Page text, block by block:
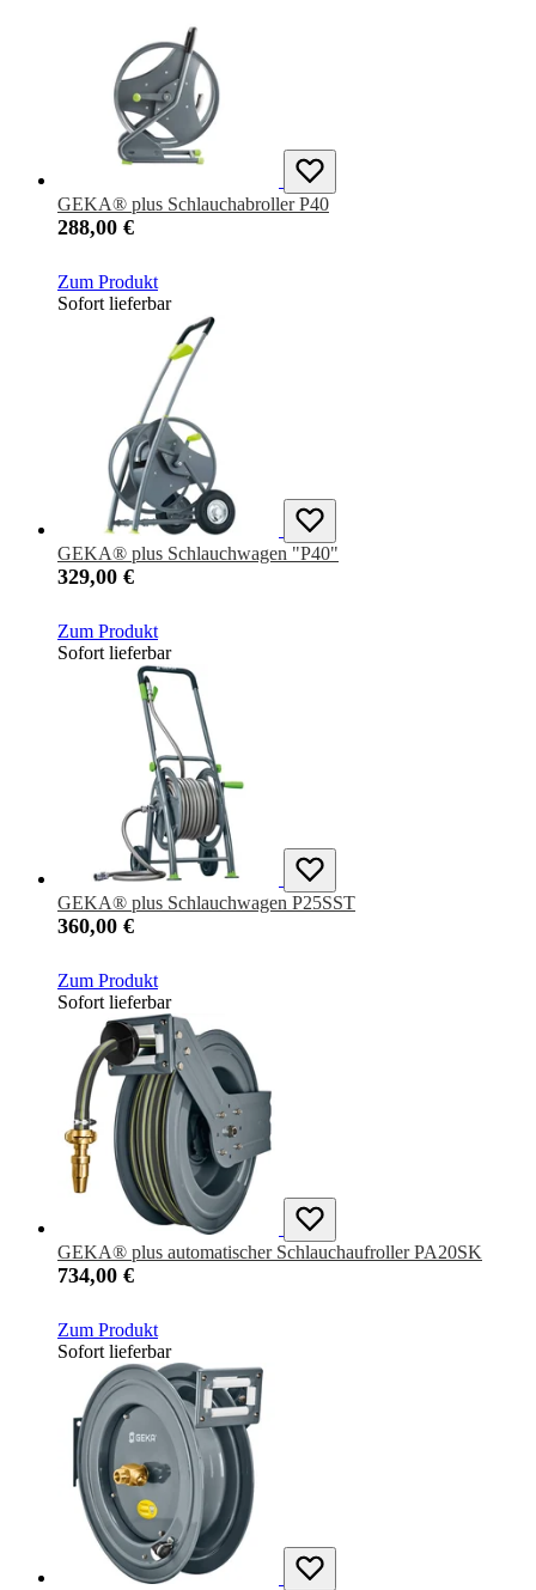
GEKA® plus Schlauchabroller P40
288,00 €
Zum Produkt
Sofort lieferbar
GEKA® plus Schlauchwagen "P40"
329,00 €
Zum Produkt
Sofort lieferbar
GEKA® plus Schlauchwagen P25SST
360,00 €
Zum Produkt
Sofort lieferbar
GEKA® plus automatischer Schlauchaufroller PA20SK
734,00 €
Zum Produkt
Sofort lieferbar